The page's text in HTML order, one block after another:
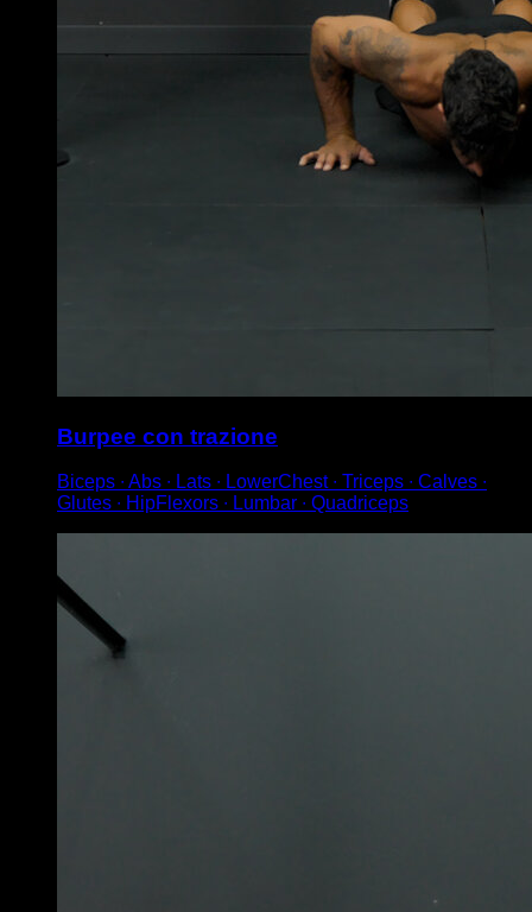
Burpee con trazione
Biceps ∙ Abs ∙ Lats ∙ LowerChest ∙ Triceps ∙ Calves ∙
Glutes ∙ HipFlexors ∙ Lumbar ∙ Quadriceps